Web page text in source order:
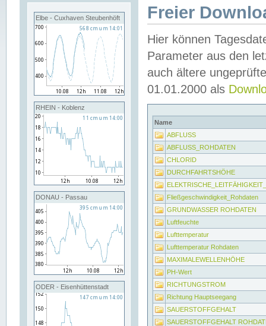
Elbe - Cuxhaven Steubenhöft
RHEIN - Koblenz
DONAU - Passau
ODER - Eisenhüttenstadt
Freier
Hier können
Parameter aus den
auch ältere
01.01.2000 als
Name
ABFLUSS
ABFLUSS_ROHDATEN
CHLORID
DURCHFAHRTSHÖHE
Fließgeschwindigkeit_Rohdaten
GRUNDWASSER ROHDATEN
Luftfeuchte
Lufttemperatur
Lufttemperatur Rohdaten
MAXIMALEWELLENHÖHE
PH-Wert
RICHTUNGSTROM
Richtung Hauptseegang
SAUERSTOFFGEHALT
SAUERSTOFFGEHALT